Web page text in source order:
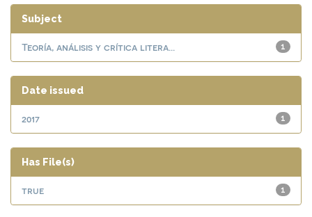
Subject
1
Teoría, análisis y crítica litera...
Date issued
1
2017
Has File(s)
1
true